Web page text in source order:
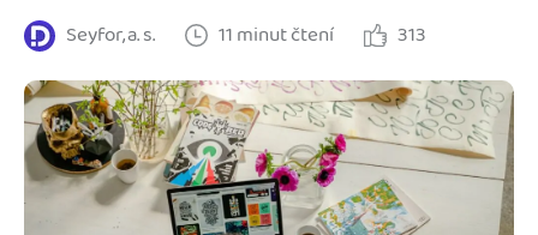
Hlídání cashflow
Spolupráce s účetní
Výkazy pro úřady
Propojení na další systémy
Nápověda
Jak začít s iDokladem
Jak začít podnikat
Šablony faktur
Šablona pro plátce DPH
Šablona pro neplátce DPH
Registrovat ZDARMA
Seyfor, a. s. 11 minut čtení 313